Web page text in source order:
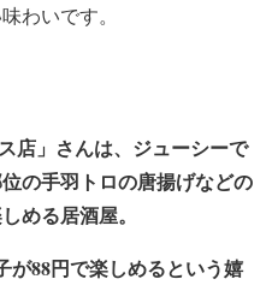
わいです。
店」さんは、ジューシーで
の手羽トロの唐揚げなどの
める居酒屋。
が88円で楽しめるという嬉